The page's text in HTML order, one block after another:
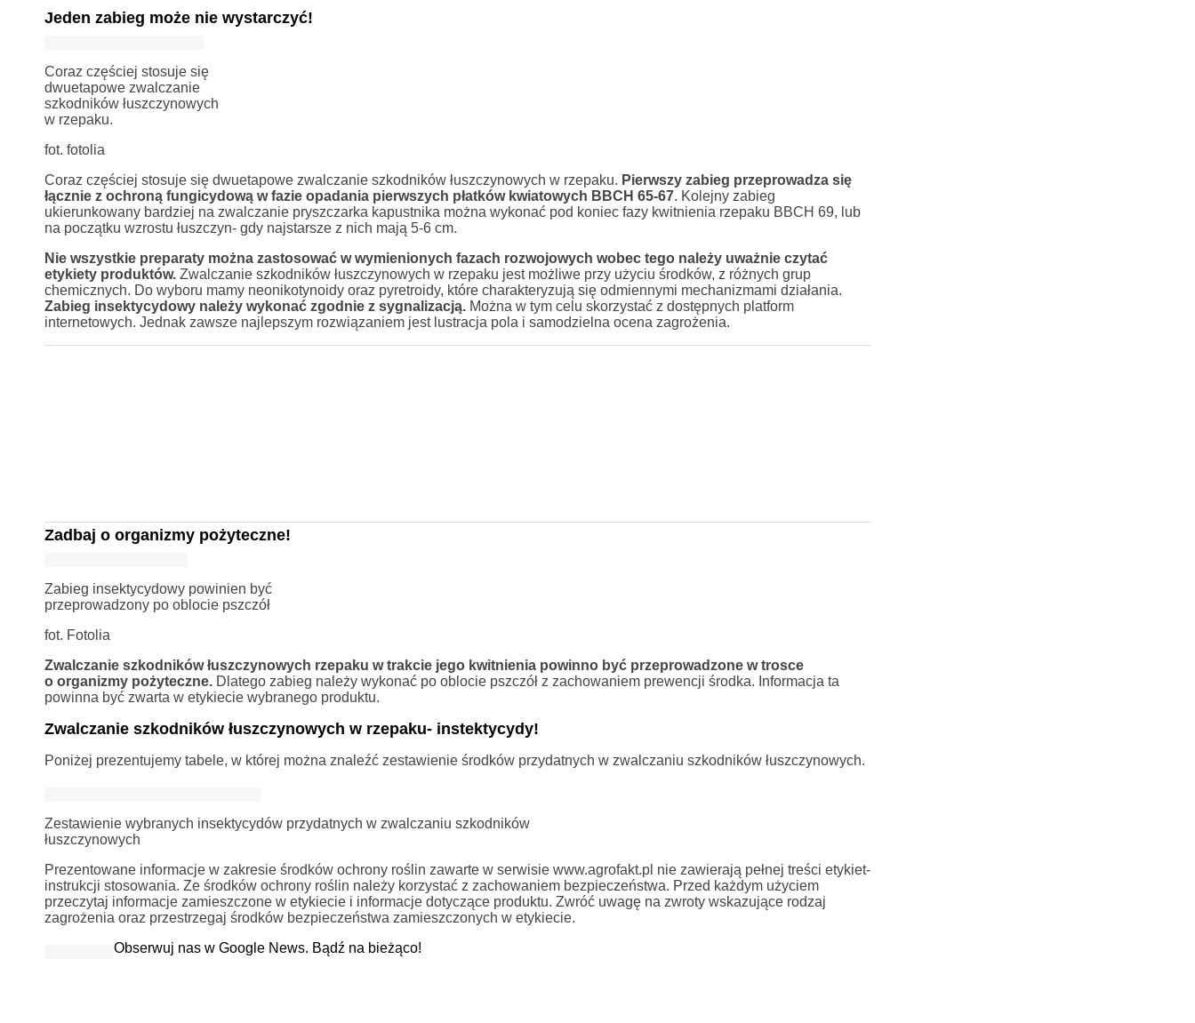
Jeden zabieg może nie wystarczyć!
Coraz częściej stosuje się
dwuetapowe zwalczanie
szkodników łuszczynowych
w rzepaku.
fot. fotolia
Coraz częściej stosuje się dwuetapowe zwalczanie szkodników łuszczynowych w rzepaku. Pierwszy zabieg przeprowadza się
łącznie z ochroną fungicydową w fazie opadania pierwszych płatków kwiatowych BBCH 65-67. Kolejny zabieg
ukierunkowany bardziej na zwalczanie pryszczarka kapustnika można wykonać pod koniec fazy kwitnienia rzepaku BBCH 69, lub
na początku wzrostu łuszczyn- gdy najstarsze z nich mają 5-6 cm.
Nie wszystkie preparaty można zastosować w wymienionych fazach rozwojowych wobec tego należy uważnie czytać
etykiety produktów.Zwalczanie szkodników łuszczynowych w rzepaku jest możliwe przy użyciu środków, z różnych grup
chemicznych. Do wyboru mamy neonikotynoidy oraz pyretroidy, które charakteryzują się odmiennymi mechanizmami działania.
Zabieg insektycydowy należy wykonać zgodnie z sygnalizacją.Można w tym celu skorzystać z dostępnych platform
internetowych. Jednak zawsze najlepszym rozwiązaniem jest lustracja pola i samodzielna ocena zagrożenia.
Zadbaj o organizmy pożyteczne!
Zabieg insektycydowy powinien być
przeprowadzony po oblocie pszczół
fot. Fotolia
Zwalczanie szkodników łuszczynowych rzepaku w trakcie jego kwitnienia powinno być przeprowadzone w trosce
o organizmy pożyteczne.Dlatego zabieg należy wykonać po oblocie pszczół z zachowaniem prewencji środka. Informacja ta
powinna być zwarta w etykiecie wybranego produktu.
Zwalczanie szkodników łuszczynowych w rzepaku- instektycydy!
Poniżej prezentujemy tabele, w której można znaleźć zestawienie środków przydatnych w zwalczaniu szkodników łuszczynowych.
Zestawienie wybranych insektycydów przydatnych w zwalczaniu szkodników
łuszczynowych
Prezentowane informacje w zakresie środków ochrony roślin zawarte w serwisie www.agrofakt.pl nie zawierają pełnej treści etykiet-
instrukcji stosowania. Ze środków ochrony roślin należy korzystać z zachowaniem bezpieczeństwa. Przed każdym użyciem
przeczytaj informacje zamieszczone w etykiecie i informacje dotyczące produktu. Zwróć uwagę na zwroty wskazujące rodzaj
zagrożenia oraz przestrzegaj środków bezpieczeństwa zamieszczonych w etykiecie.
Obserwuj nas w Google News. Bądź na bieżąco!